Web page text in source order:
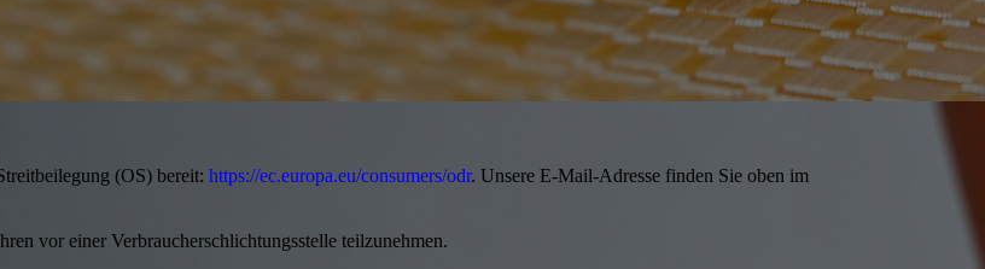
(OS) bereit:https://ec.europa.eu/consumers/odr. Unsere E-Mail-Adresse finden Sie oben im
vor einer Verbraucherschlichtungsstelle teilzunehmen.